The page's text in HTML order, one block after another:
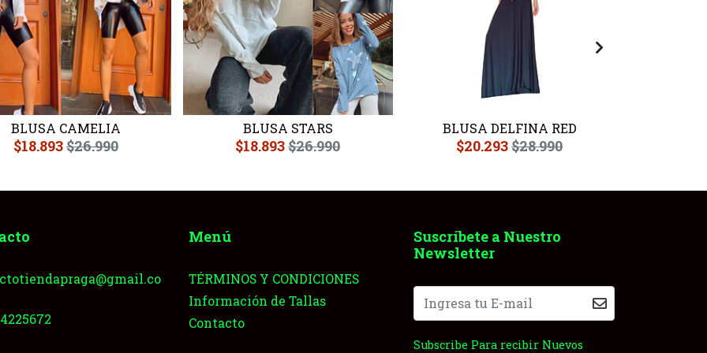
BLUSA CAMELIA
$18.893$26.990
BLUSA STARS
$18.893$26.990
BLUSA DELFINA RED
$20.293$28.990
Menú
TÉRMINOS Y CONDICIONES
Información de Tallas
Contacto
Suscríbete a Nuestro
Newsletter
Subscribe Para recibir Nuevos